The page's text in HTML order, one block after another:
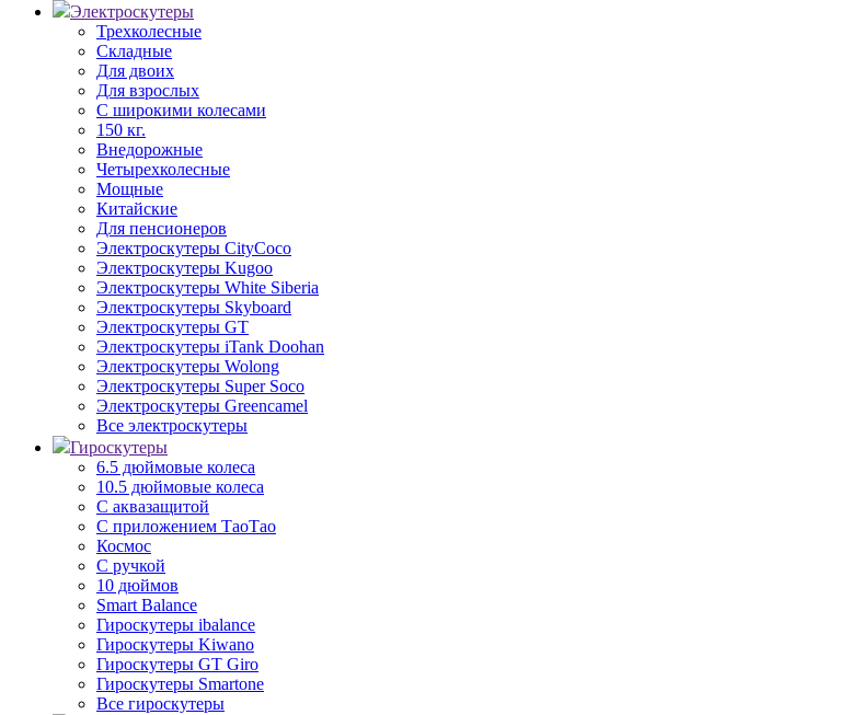
Электроскутеры
Трехколесные
Складные
Для двоих
Для взрослых
С широкими колесами
150 кг.
Внедорожные
Четырехколесные
Мощные
Китайские
Для пенсионеров
Электроскутеры CityCoco
Электроскутеры Kugoo
Электроскутеры White Siberia
Электроскутеры Skyboard
Электроскутеры GT
Электроскутеры iTank Doohan
Электроскутеры Wolong
Электроскутеры Super Soco
Электроскутеры Greencamel
Все электроскутеры
Гироскутеры
6.5 дюймовые колеса
10.5 дюймовые колеса
С аквазащитой
С приложением ТаоТао
Космос
С ручкой
10 дюймов
Smart Balance
Гироскутеры ibalance
Гироскутеры Kiwano
Гироскутеры GT Giro
Гироскутеры Smartone
Все гироскутеры